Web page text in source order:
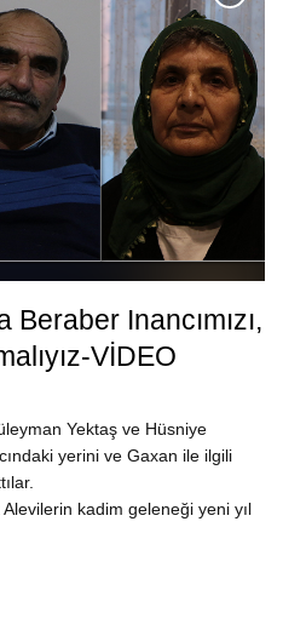
Inancımızı,
VİDEO
Yektaş ve Hüsniye
yerini ve Gaxan ile ilgili
kadim geleneği yeni yıl